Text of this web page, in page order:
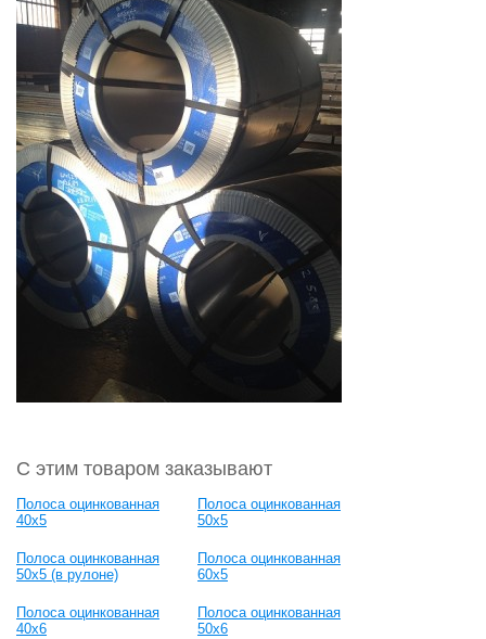
С этим товаром заказывают
Полоса оцинкованная
40х5
Полоса оцинкованная
50х5
Полоса оцинкованная
50х5 (в рулоне)
Полоса оцинкованная
60х5
Полоса оцинкованная
40х6
Полоса оцинкованная
50х6